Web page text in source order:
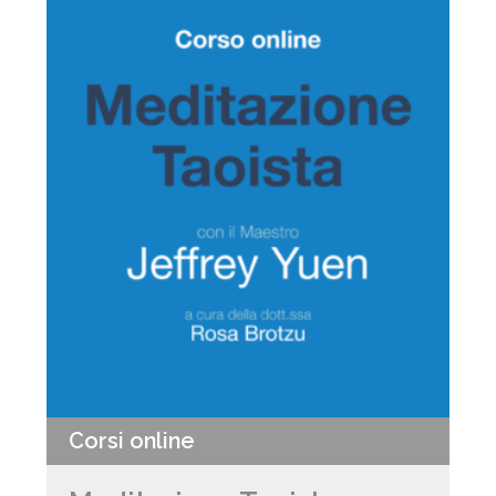
Corsi online